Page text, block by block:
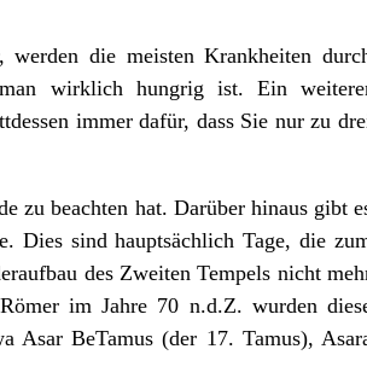
die meisten Krankheiten
wirklich hungrig ist. Ein
immer dafür, dass Sie nur zu
zu beachten hat. Darüber hinaus gibt
Dies sind hauptsächlich Tage, die
des Zweiten Tempels nicht
im Jahre 70 n.d.Z. wurden
Asar BeTamus (der 17. Tamus),